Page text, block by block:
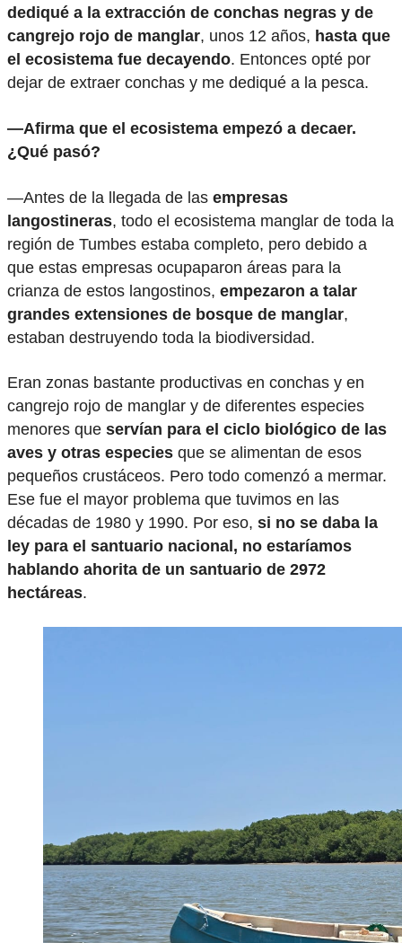
dediqué a la extracción de conchas negras y de
cangrejo rojo de manglar, unos 12 años, hasta que
el ecosistema fue decayendo. Entonces opté por
dejar de extraer conchas y me dediqué a la pesca.
—Afirma que el ecosistema empezó a decaer.
¿Qué pasó?
—Antes de la llegada de las empresas
langostineras, todo el ecosistema manglar de toda la
región de Tumbes estaba completo, pero debido a
que estas empresas ocupaparon áreas para la
crianza de estos langostinos, empezaron a talar
grandes extensiones de bosque de manglar,
estaban destruyendo toda la biodiversidad.
Eran zonas bastante productivas en conchas y en
cangrejo rojo de manglar y de diferentes especies
menores que servían para el ciclo biológico de las
aves y otras especies que se alimentan de esos
pequeños crustáceos. Pero todo comenzó a mermar.
Ese fue el mayor problema que tuvimos en las
décadas de 1980 y 1990. Por eso, si no se daba la
ley para el santuario nacional, no estaríamos
hablando ahorita de un santuario de 2972
hectáreas.